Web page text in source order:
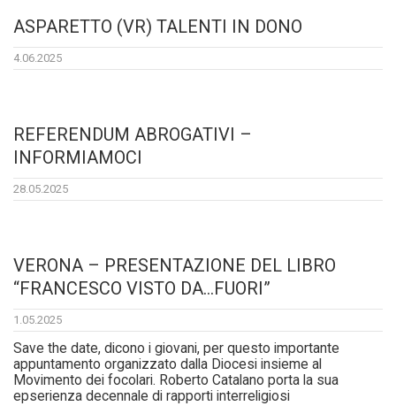
ASPARETTO (VR) TALENTI IN DONO
4.06.2025
REFERENDUM ABROGATIVI –
INFORMIAMOCI
28.05.2025
VERONA – PRESENTAZIONE DEL LIBRO
“FRANCESCO VISTO DA…FUORI”
1.05.2025
Save the date, dicono i giovani, per questo importante
appuntamento organizzato dalla Diocesi insieme al
Movimento dei focolari. Roberto Catalano porta la sua
epserienza decennale di rapporti interreligiosi